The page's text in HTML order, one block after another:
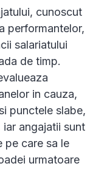
cunoscut
performantelor,
salariatului
de timp.
in cauza,
punctele slabe,
angajatii sunt
pe care sa le
urmatoare